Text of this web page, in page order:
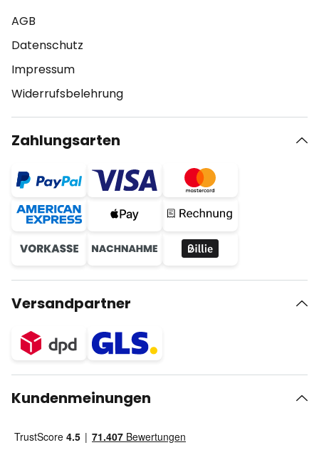
AGB
Datenschutz
Impressum
Widerrufsbelehrung
Zahlungsarten
Versandpartner
Kundenmeinungen